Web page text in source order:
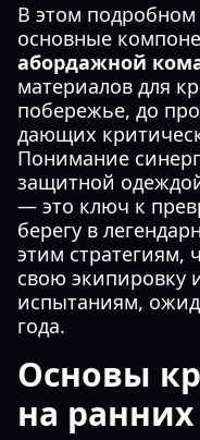
В этом
основные
абордажной
материалов для
побережье, до
дающих
Понимание
защитной
— это ключ к
берегу в
этим стратегиям,
свою экипировку
испытаниям,
года.
Основы
на